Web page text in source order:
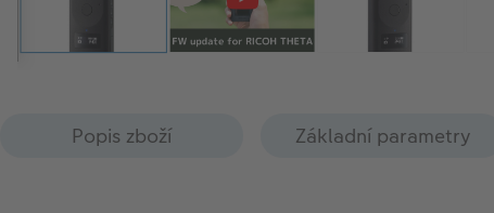
Popis zboží Základní parametry